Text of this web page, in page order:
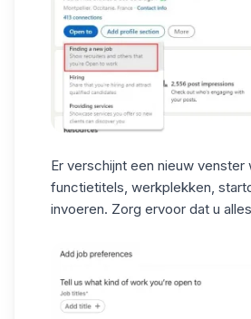
Er verschijnt een nieuw venster
functietitels, werkplekken,
invoeren. Zorg ervoor dat u alles